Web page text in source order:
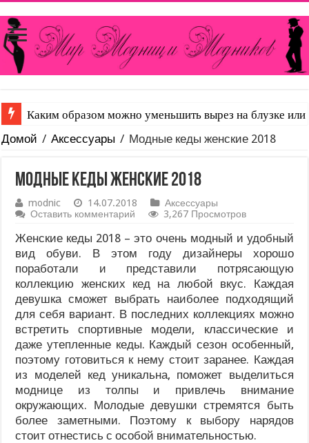
Что такое сатин и чем он отличается от других тканей
Домой / Аксессуары / Модные кеды женские 2018
Модные кеды женские 2018
modnic 14.07.2018
Аксессуары
Оставить комментарий
3,267 Просмотров
Женские кеды 2018 – это очень модный и удобный
вид обуви. В этом году дизайнеры хорошо
поработали и представили потрясающую
коллекцию женских кед на любой вкус. Каждая
девушка сможет выбрать наиболее подходящий
для себя вариант. В последних коллекциях можно
встретить спортивные модели, классические и
даже утепленные кеды. Каждый сезон особенный,
поэтому готовиться к нему стоит заранее. Каждая
из моделей кед уникальна, поможет выделиться
моднице из толпы и привлечь внимание
окружающих. Молодые девушки стремятся быть
более заметными. Поэтому к выбору нарядов
стоит отнестись с особой внимательностью.